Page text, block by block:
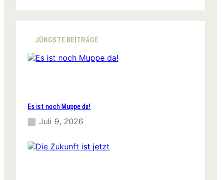
r
c
JÜNGSTE BEITRÄGE
Es ist noch Muppe da!
Juli 9, 2026